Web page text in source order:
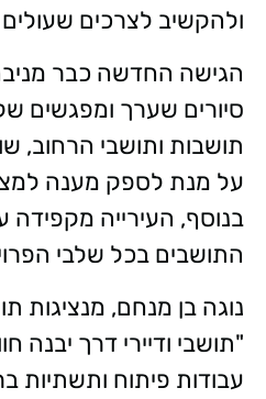
ולהקשיב לצרכים
הגישה החדשה כבר
סיורים שערך ומפגשים
תושבות ותושבי הרחוב,
על מנת לספק מענה
בנוסף, העירייה מקפידה
התושבים בכל שלבי
נוגה בן מנחם, מנציגות
עבודות פיתוח ותשתיות